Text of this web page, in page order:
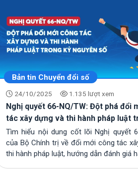
Nghị quyết 66-NQ/TW: Đột
mới công tác xây dựng và
pháp luật trong kỷ nguyên
CloudGO đồng hành cùng
đẩy chuyển đổi số tại Cần
03/08/2026
CloudGO nâng cấp loạt
trong tháng 7/2026
31/07/2026
Growth On Zalo 2026
CloudGO đồng hành
Nhà tài trợ Bạc
28/07/2026
CloudGO đồng hành cùng
Bản tin Chuyển đổi số
24/10/2025 1.135 lượt xem
Nghị quyết 66-NQ/TW: Đột phá đổi
tác xây dựng và thi hành pháp luật
nguyên số
Tìm hiểu nội dung cốt lõi Nghị quyết
của Bộ Chính trị về đổi mới công tác
thi hành pháp luật, hướng dẫn đánh giá